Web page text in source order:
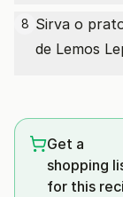
8 Sirva o
de Lemos
Get a
shopping
for this